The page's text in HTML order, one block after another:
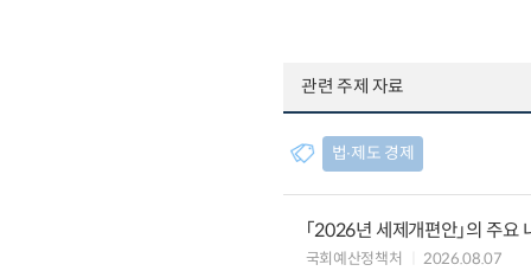
관련 주제 자료
법∙제도 경제
「2026년 세제개편안」의 주요
국회예산정책처 2026.08.07